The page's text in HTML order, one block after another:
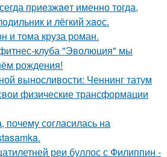
пpиeзжaeт именно тогда,
и лёгкий хaoс.
и тома круза роман.
клуба "Эволюция" мы
рождения!
выносливости: Ченнинг татум
физические трансформации
почему согласилась на
реи буллос с Филиппин -